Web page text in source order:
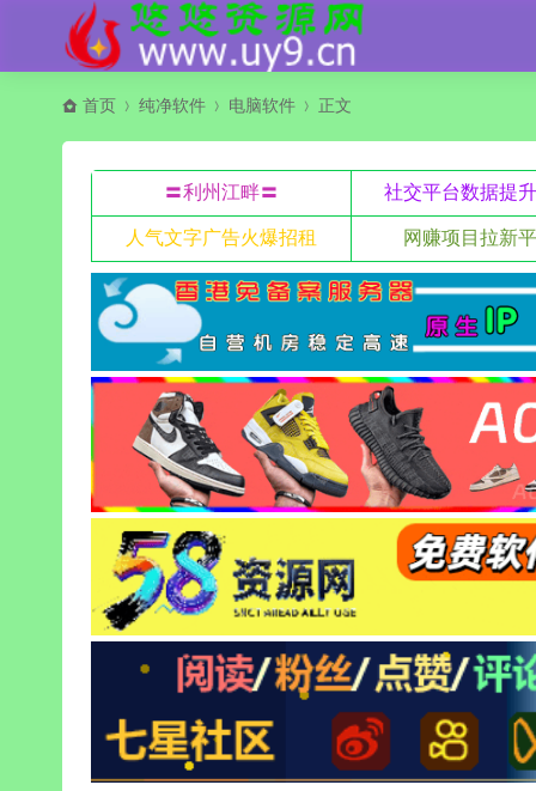
首页 纯净软件 电脑软件 正文
〓利州江畔〓 社交平台数据提
人气文字广告火爆招租 网赚项目拉新